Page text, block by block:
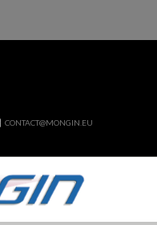
CONTACT@MONGIN.EU